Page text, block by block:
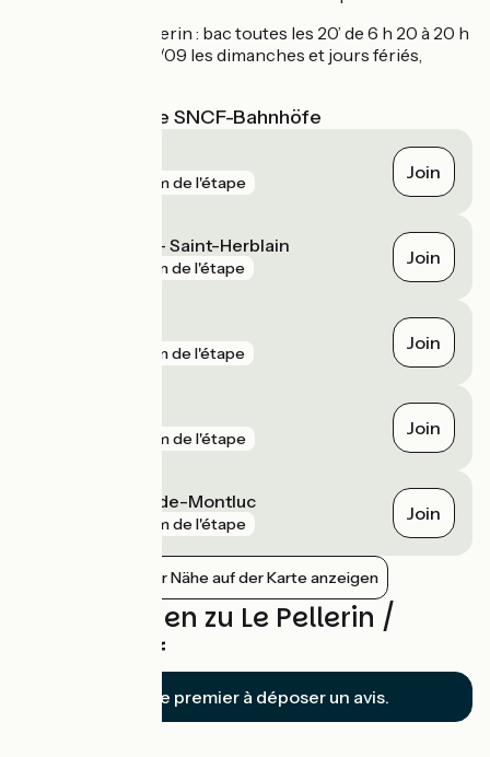
Couëron > Le Pellerin : bac toutes les 20’ de 6 h 20 à 20 h
30. Du 15/06 au 15/09 les dimanches et jours fériés,
Nächstgelegene SNCF-Bahnhöfe
2 km de l'étape Join
La Basse Indre - Saint-Herblain
3 km de l'étape Join
3 km de l'étape Join
4 km de l'étape Join
Saint-Étienne-de-Montluc
8 km de l'étape Join
Bahnhöfe in der Nähe auf der Karte anzeigen
Bewertungen zu Le Pellerin /
Paimboeuf
Soyez le premier à déposer un avis.